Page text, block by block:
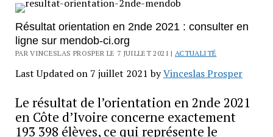
Résultat orientation en 2nde 2021 : consulter en
ligne sur mendob-ci.org
PAR VINCESLAS PROSPER LE 7 JUILLET 2021 | ACTUALITÉ
Last Updated on 7 juillet 2021 byVinceslas Prosper
Le résultat de l’orientation en 2nde 2021
en Côte d’Ivoire concerne exactement
193 398 élèves, ce qui représente le